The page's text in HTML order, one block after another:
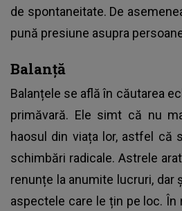
de spontaneitate. De
pună presiune asupra
Balanță
Balanțele se află în căutarea
primăvară. Ele simt că nu
haosul din viața lor, astfel că
schimbări radicale. Astrele
renunțe la anumite lucruri, dar
aspectele care le țin pe loc. În